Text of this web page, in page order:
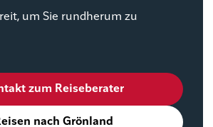
um Sie rundherum zu
zum Reiseberater
nach Grönland